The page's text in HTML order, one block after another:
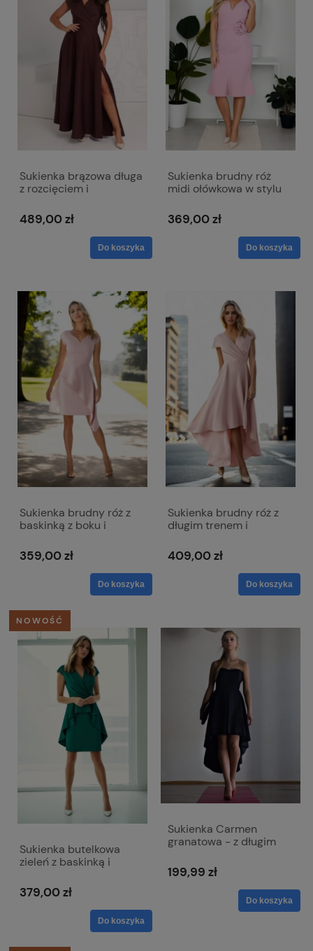
Sukienka brązowa długa
z rozcięciem i
Afrodyta
489,00 zł
Do koszyka
Sukienka brudny róż
midi ołówkowa w stylu
369,00 zł
Do koszyka
Sukienka brudny róż z
baskinką z boku i
Victoria
359,00 zł
Do koszyka
Sukienka brudny róż z
długim trenem i
Selena
409,00 zł
Do koszyka
Sukienka butelkowa
zieleń z baskinką i
Simona
379,00 zł
Do koszyka
NOWOŚĆ
Sukienka Carmen
granatowa - z długim
ramionami
199,99 zł
Do koszyka